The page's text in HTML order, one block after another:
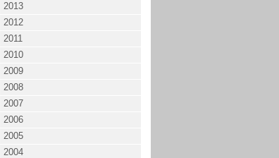
2013
2012
2011
2010
2009
2008
2007
2006
2005
2004